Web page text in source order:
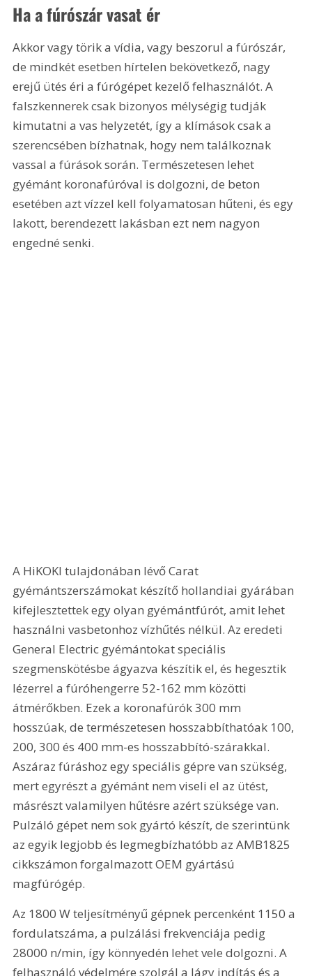
Ha a fúrószár vasat ér
Akkor vagy törik a vídia, vagy beszorul a fúrószár,
de mindkét esetben hírtelen bekövetkező, nagy
erejű ütés éri a fúrógépet kezelő felhasználót. A
falszkennerek csak bizonyos mélységig tudják
kimutatni a vas helyzetét, így a klímások csak a
szerencsében bízhatnak, hogy nem találkoznak
vassal a fúrások során. Természetesen lehet
gyémánt koronafúróval is dolgozni, de beton
esetében azt vízzel kell folyamatosan hűteni, és egy
lakott, berendezett lakásban ezt nem nagyon
engedné senki.
A HiKOKI tulajdonában lévő Carat
gyémántszerszámokat készítő hollandiai gyárában
kifejlesztettek egy olyan gyémántfúrót, amit lehet
használni vasbetonhoz vízhűtés nélkül. Az eredeti
General Electric gyémántokat speciális
szegmenskötésbe ágyazva készítik el, és hegesztik
lézerrel a fúróhengerre 52-162 mm közötti
átmérőkben. Ezek a koronafúrók 300 mm
hosszúak, de természetesen hosszabbíthatóak 100,
200, 300 és 400 mm-es hosszabbító-szárakkal.
Aszáraz fúráshoz egy speciális gépre van szükség,
mert egyrészt a gyémánt nem viseli el az ütést,
másrészt valamilyen hűtésre azért szüksége van.
Pulzáló gépet nem sok gyártó készít, de szerintünk
az egyik legjobb és legmegbízhatóbb az AMB1825
cikkszámon forgalmazott OEM gyártású
magfúrógép.
Az 1800 W teljesítményű gépnek percenként 1150 a
fordulatszáma, a pulzálási frekvenciája pedig
28000 n/min, így könnyedén lehet vele dolgozni. A
felhasználó védelmére szolgál a lágy indítás és a